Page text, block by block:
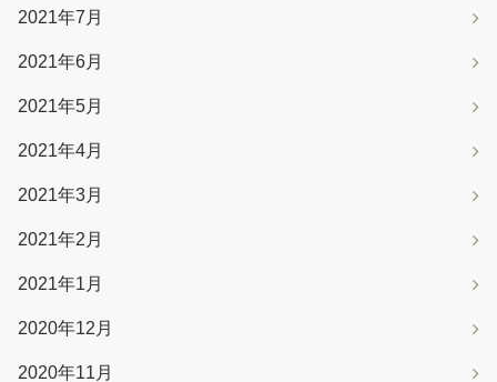
2021年7月
2021年6月
2021年5月
2021年4月
2021年3月
2021年2月
2021年1月
2020年12月
2020年11月